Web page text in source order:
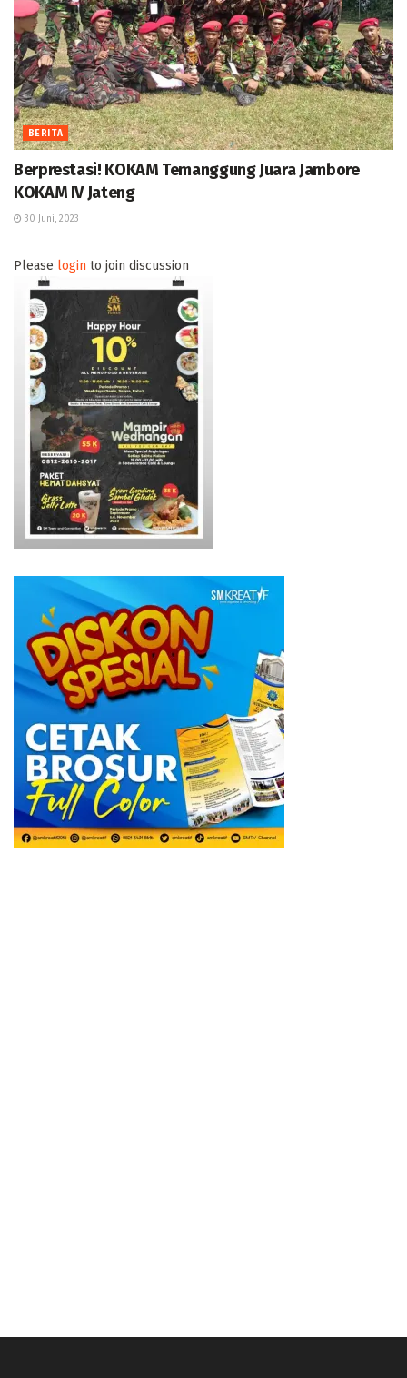
BERITA
Berprestasi! KOKAM Temanggung Juara Jambore
KOKAM IV Jateng
30 Juni, 2023
Please login to join discussion